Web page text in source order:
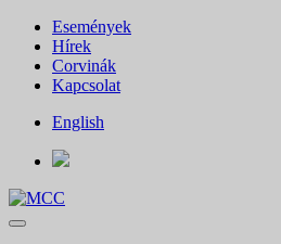
Események
Hírek
Corvinák
Kapcsolat
English